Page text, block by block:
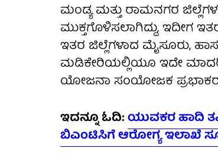
ಮಂಡ್ಯ ಮತ್ತು ರಾಮನಗರ ಜಿಲ್ಲೆಗಳ
ಮುಕ್ತಗೊಳಿಸಲಾಗಿದ್ದು, ಇದೀಗ
ಇತರ ಜಿಲ್ಲೆಗಳಾದ ಮೈಸೂರು,
ಮಡಿಕೇರಿಯಲ್ಲಿಯೂ ಇದೇ
ಯೋಜನಾ ಸಂಯೋಜಕ ಪ್ರಭಾಕರ
ಇದನ್ನೂ ಓದಿ:ಯುವಕರ ಹಾದಿ
ಬಿಎಂಟಿಸಿಗೆ ಆರೋಗ್ಯ ಇಲಾಖೆ